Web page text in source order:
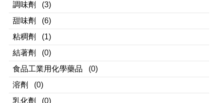
調味劑
(3)
甜味劑
(6)
粘稠劑
(1)
結著劑
(0)
食品工業用化學藥品
(0)
溶劑
(0)
乳化劑
(0)